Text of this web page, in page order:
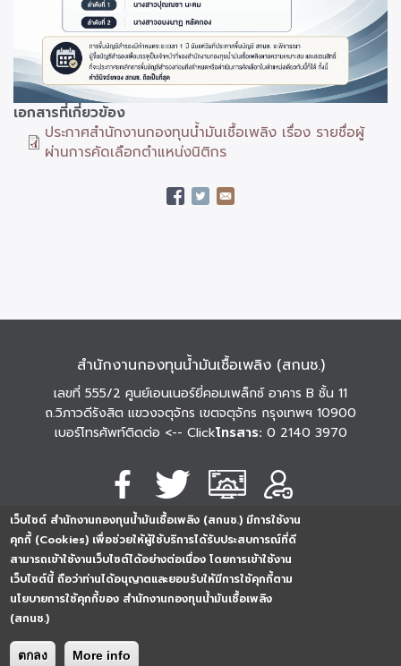
เว็บไซต์ สำนักงานกองทุนน้ำมันเชื้อเพลิง (สกนช.) มีการใช้งาน
คุกกี้ (Cookies) เพื่อช่วยให้ผู้ใช้บริการได้รับประสบการณ์ที่ดี
สามารถเข้าใช้งานเว็บไซต์ได้อย่างต่อเนื่อง โดยการเข้าใช้งาน
เว็บไซต์นี้ ถือว่าท่านได้อนุญาตและยอมรับให้มีการใช้คุกกี้ตาม
นโยบายการใช้คุกกี้ของ สำนักงานกองทุนน้ำมันเชื้อเพลิง
(สกนช.)
ตกลง More info
เอกสารที่เกี่ยวข้อง
ประกาศสำนักงานกองทุนน้ำมันเชื้อเพลิง เรื่อง รายชื่อผู้
ผ่านการคัดเลือกตำแหน่งนิติกร
สำนักงานกองทุนน้ำมันเชื้อเพลิง (สกนช.)
เลขที่ 555/2 ศูนย์เอนเนอร์ยี่คอมเพล็กซ์ อาคาร B ชั้น 11
ถ.วิภาวดีรังสิต แขวงจตุจักร เขตจตุจักร กรุงเทพฯ 10900
เบอร์โทรศัพท์ติดต่อ <-- Clickโทรสาร: 0 2140 3970
นโยบายการคุ้มครอง
ข้อมูลส่วนบุคคล
นโยบายการรักษาความ
มั่นคงปลอดภัย
Analytics
254296
ครั้ง
0 2 5 4 2 9 6
Copyright © 2026. All rights reserved.